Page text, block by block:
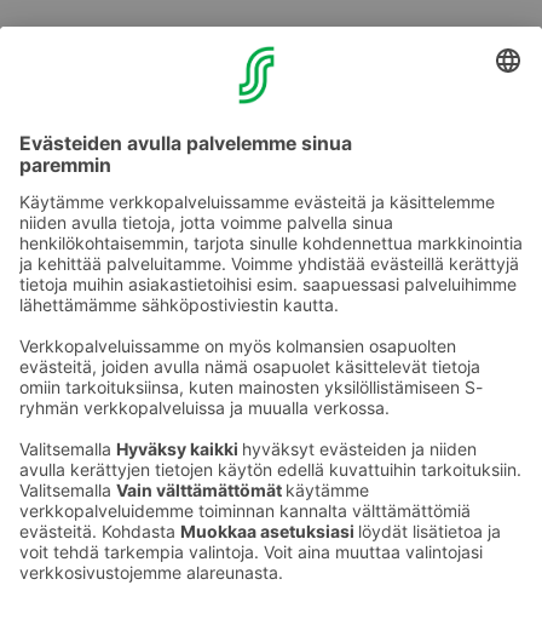
Solo Sokos Hotel Tornissa on yksi esteetön huone. Huone
on yhdistettävissä väliovella viereiseen huoneeseen,
johon liikuntarajoitteisen avustaja voi majoittua.
Varausta tehdessä on hyvä huomioida, että hotellissa on
sen alkuperäisestä rakenteesta johtuen haastavaa
liikkua pyörätuolilla ja hotellirakennuksessa on useita
portaita.
Ota yhteyttä
Hotellien yhteystiedot
Asiakaspalvelun yhteystiedot›
Palaute
Anna palautetta
Sokos Hotels uutiskirje
Tilaa uutiskirje
Saat Sokos Hotellien uusimmat
edut ja uutiset sähköpostiisi
kuukausittain.
Palkinnot ja sertifikaatit
Sokos Hotels somessa
Sokos Hotels
Facebookissa
Sokos Hotels
Sokos
Hotels
Sokos
Hotels